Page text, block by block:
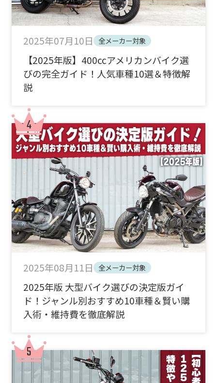
2025年07月10日 全メーカー対象
【2025年版】400ccアメリカンバイク選
びの完全ガイド！人気車種10選＆特徴解
説
2025年08月11日 全メーカー対象
2025年版 大型バイク選びの決定版ガイ
ド！ジャンル別おすすめ10車種＆賢い購
入術・維持費を徹底解説